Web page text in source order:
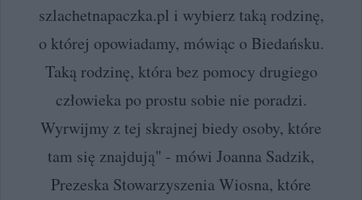
szlachetnapaczka.pl i wybierz taką rodzinę,
o której opowiadamy, mówiąc o Biedańsku.
Taką rodzinę, która bez pomocy drugiego
człowieka po prostu sobie nie poradzi.
Wyrwijmy z tej skrajnej biedy osoby, które
tam się znajdują" - mówi Joanna Sadzik,
Prezeska Stowarzyszenia Wiosna, które